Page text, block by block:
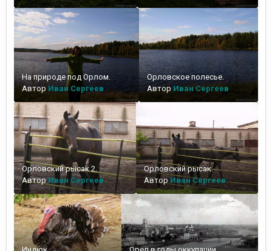
На природе под Орлом.
Автор Иван Сергеев
Орловское полесье.
Автор Иван Сергеев
Орловский рысак 2.
АвторИван Сергеев
Орловский рысак.
АвторИван Сергеев